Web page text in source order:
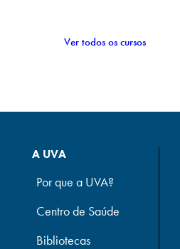
Ver todos os cursos
A UVA
Por que a UVA?
Centro de Saúde
Bibliotecas